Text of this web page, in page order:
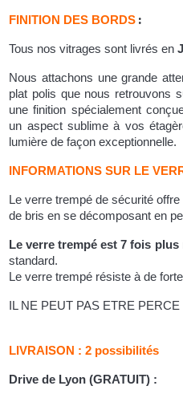
FINITION DES BORDS :
Tous nos vitrages sont livrés en
Nous attachons une grande
plat polis que nous retrouvons
une finition spécialement
un aspect sublime à vos
lumière de façon exceptionnelle.
INFORMATIONS SUR LE
Le verre trempé de sécurité
de bris en se décomposant en
Le verre trempé est 7 fois plus
standard.
Le verre trempé résiste à de
IL NE PEUT PAS ETRE
LIVRAISON : 2 possibilités
Drive de Lyon (GRATUIT) :